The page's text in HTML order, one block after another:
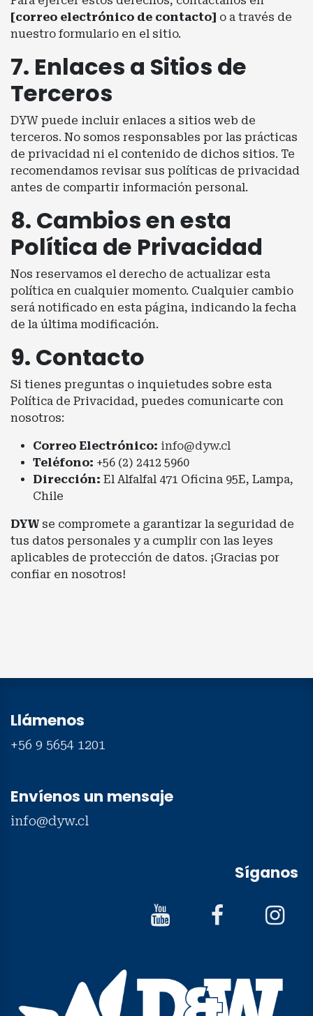
[correo electrónico de contacto] o a través de
nuestro formulario en el sitio.
7. Enlaces a Sitios de
Terceros
DYW puede incluir enlaces a sitios web de
terceros. No somos responsables por las prácticas
de privacidad ni el contenido de dichos sitios. Te
recomendamos revisar sus políticas de privacidad
antes de compartir información personal.
8. Cambios en esta
Política de Privacidad
Nos reservamos el derecho de actualizar esta
política en cualquier momento. Cualquier cambio
será notificado en esta página, indicando la fecha
de la última modificación.
9. Contacto
Si tienes preguntas o inquietudes sobre esta
Política de Privacidad, puedes comunicarte con
nosotros:
Correo Electrónico: info@dyw.cl
Teléfono: +56 (2) 2412 5960
Dirección: El Alfalfal 471 Oficina 95E, Lampa,
Chile
DYW se compromete a garantizar la seguridad de
tus datos personales y a cumplir con las leyes
aplicables de protección de datos. ¡Gracias por
confiar en nosotros!
Llámenos
+56 9 5654 1201
Envíenos un mensaje
info@dyw.cl
Síganos